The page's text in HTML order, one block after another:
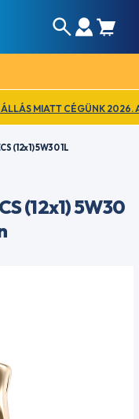
MIATT CÉGÜNK 2026.
(12x1) 5W30 1L
(12x1) 5W30